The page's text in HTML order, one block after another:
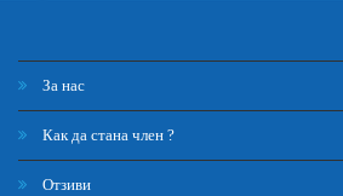
За нас
Как да стана член ?
Отзиви